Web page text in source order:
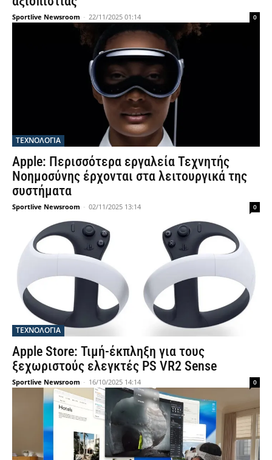
Sportlive Newsroom - 22/11/2025 01:14 0
ΤΕΧΝΟΛΟΓΙΑ
Apple: Περισσότερα εργαλεία Τεχνητής
Νοημοσύνης έρχονται στα λειτουργικά της
συστήματα
Sportlive Newsroom - 02/11/2025 13:14 0
ΤΕΧΝΟΛΟΓΙΑ
Apple Store: Τιμή-έκπληξη για τους
ξεχωριστούς ελεγκτές PS VR2 Sense
Sportlive Newsroom - 16/10/2025 14:14 0